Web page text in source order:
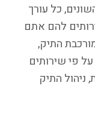
כל עורך
להם אתם
התיק,
פי שירותים
ניהול התיק